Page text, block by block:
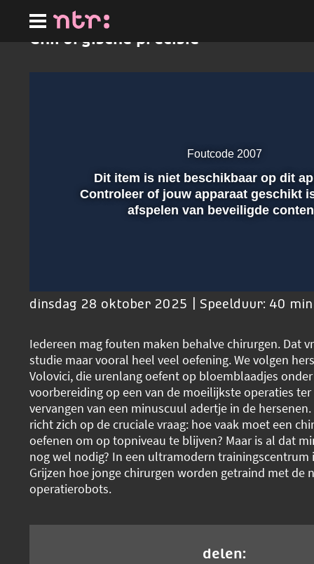
hoofdinhoud
Chirurgische precisie
Afspelen
Foutcode 2007
Dit item is niet beschikbaar op dit
Controleer of jouw apparaat geschikt
afspelen van beveiligde
dinsdag 28 oktober 2025 | Speelduur: 40
Iedereen mag fouten maken behalve chirurgen. Dat
studie maar vooral heel veel oefening. We volgen
Volovici, die urenlang oefent op bloemblaadjes
voorbereiding op een van de moeilijkste operaties
vervangen van een minuscuul adertje in de
richt zich op de cruciale vraag: hoe vaak moet een
oefenen om op topniveau te blijven? Maar is al dat
nog wel nodig? In een ultramodern trainingscentrum
Grijzen hoe jonge chirurgen worden getraind met de
operatierobots.
delen: